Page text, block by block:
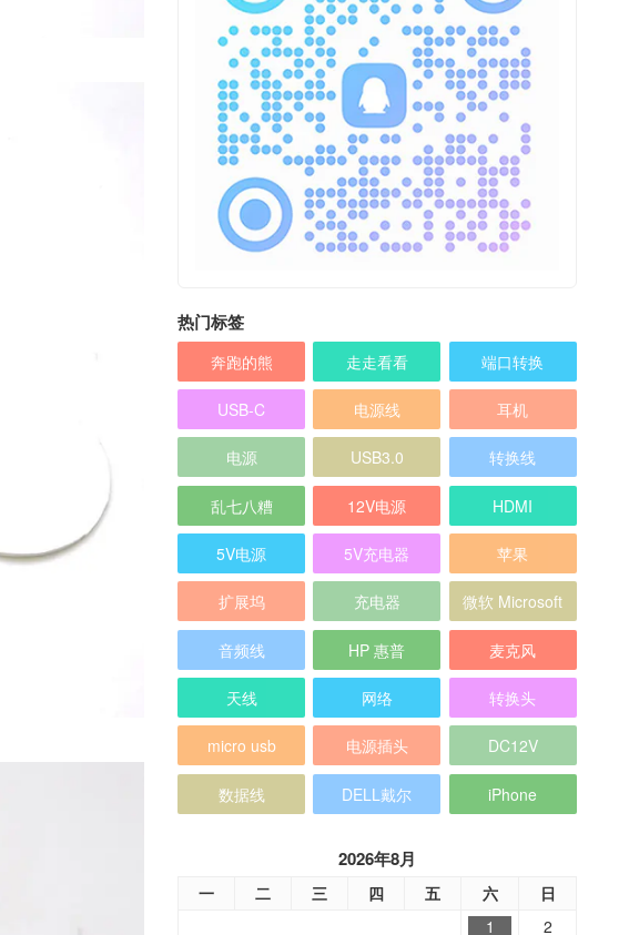
热门标签
奔跑的熊 走走看看 端口转换
USB-C 电源线 耳机
电源 USB3.0 转换线
乱七八糟 12V电源 HDMI
5V电源 5V充电器 苹果
扩展坞 充电器 微软 Microsoft
音频线 HP 惠普 麦克风
天线 网络 转换头
micro usb 电源插头 DC12V
数据线 DELL戴尔 iPhone
2026年8月
一 二 三 四 五 六
日
1
2